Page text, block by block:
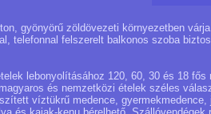
gyönyörű zöldövezeti környezetben
telefonnal felszerelt balkonos szoba
lebonyolításához 120, 60, 30 és 18 fős
és nemzetközi ételek széles
víztükrű medence, gyermekmedence,